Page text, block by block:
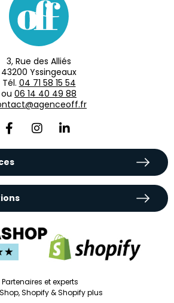
3, Rue des Alliés
43200 Yssingeaux
Tél. 04 71 58 15 54
ou 06 14 40 49 88
Partenaires et experts
Shopify & Shopify plus